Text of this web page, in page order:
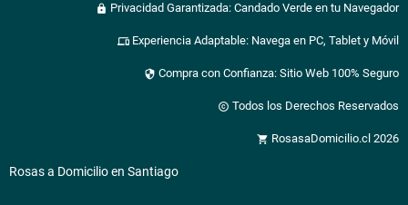
lock Privacidad Garantizada: Candado Verde en tu Navegador
devices Experiencia Adaptable: Navega en PC, Tablet y Móvil
security Compra con Confianza: Sitio Web 100% Seguro
copyright Todos los Derechos Reservados
shopping_cart RosasaDomicilio.cl 2026
Rosas a Domicilio en Santiago